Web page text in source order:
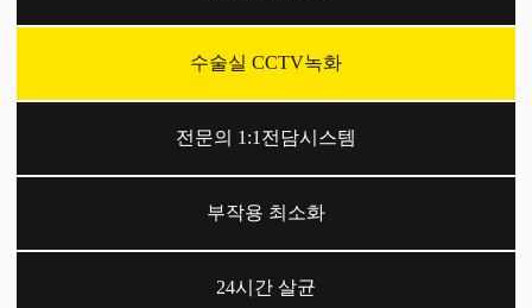
수술실 CCTV녹화
전문의 1:1전담시스템
부작용 최소화
24시간 살균